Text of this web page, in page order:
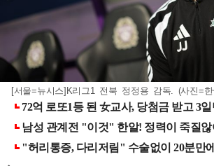
[서울=뉴시스]K리그1 전북 정정용 감독. (사진=